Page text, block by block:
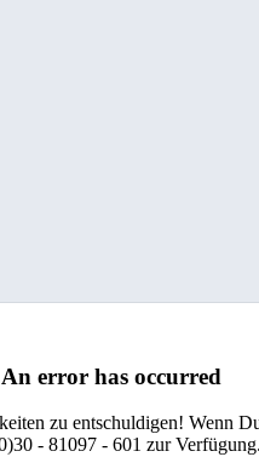
error has occurred
zu entschuldigen! Wenn
- 81097 - 601 zur Verfügung.